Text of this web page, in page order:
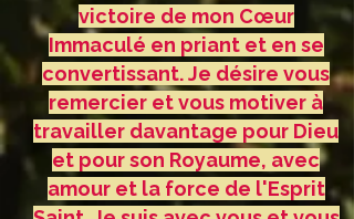
victoire de mon Cœur
Immaculé en priant et en se
convertissant. Je désire vous
remercier et vous motiver à
travailler davantage pour Dieu
et pour son Royaume, avec
amour et la force de l'Esprit